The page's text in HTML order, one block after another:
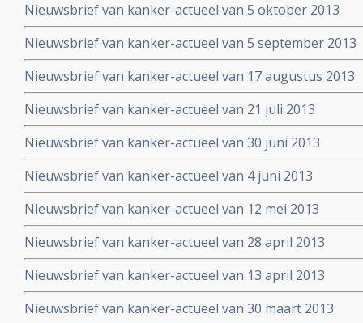
Nieuwsbrief van kanker-actueel van 5 oktober 2013
Nieuwsbrief van kanker-actueel van 5 september 2013
Nieuwsbrief van kanker-actueel van 17 augustus 2013
Nieuwsbrief van kanker-actueel van 21 juli 2013
Nieuwsbrief van kanker-actueel van 30 juni 2013
Nieuwsbrief van kanker-actueel van 4 juni 2013
Nieuwsbrief van kanker-actueel van 12 mei 2013
Nieuwsbrief van kanker-actueel van 28 april 2013
Nieuwsbrief van kanker-actueel van 13 april 2013
Nieuwsbrief van kanker-actueel van 30 maart 2013